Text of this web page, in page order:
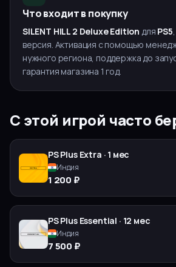
Что входит в покупку
SILENT HILL 2 Deluxe Edition для PS5
версия. Активация с помощью
нужного региона, поддержка до
гарантия магазина 1 год.
С этой игрой часто
PS Plus Extra · 1 мес
Индия
1 200 ₽
PS Plus Essential · 12 мес
Индия
7 500 ₽